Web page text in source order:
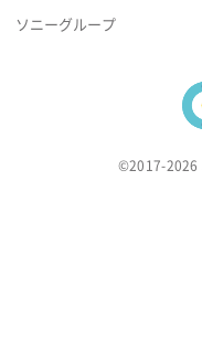
ソニーグループ
©2017-2026